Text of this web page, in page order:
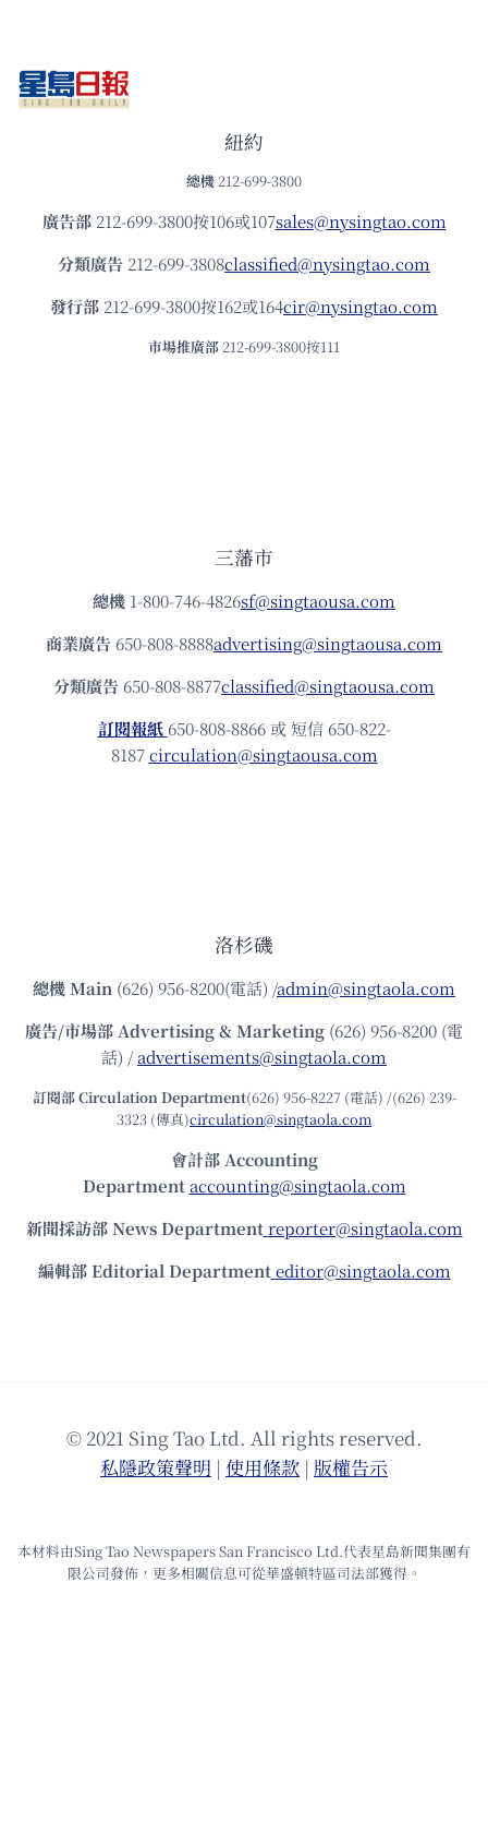
紐約
總機 212-699-3800
廣告部212-699-3800按106或107sales@nysingtao.com
分類廣告 212-699-3808classified@nysingtao.com
發⾏部 212-699-3800按162或164cir@nysingtao.com
市場推廣部 212-699-3800按111
三藩市
總機 1-800-746-4826sf@singtaousa.com
商業廣告 650-808-8888advertising@singtaousa.com
分類廣告 650-808-8877classified@singtaousa.com
訂閱報紙 650-808-8866 或 短信 650-822-
8187circulation@singtaousa.com
洛杉磯
總機Main (626) 956-8200(電話) /admin@singtaola.com
廣告/市場部Advertising & Marketing (626) 956-8200 (電
話) /advertisements@singtaola.com
訂閱部 Circulation Department(626) 956-8227 (電話) /(626) 239-
3323 (傳真)circulation@singtaola.com
會計部 Accounting
Department accounting@singtaola.com
新聞採訪部 News Department reporter@singtaola.com
編輯部 Editorial Department editor@singtaola.com
© 2021 Sing Tao Ltd. All rights reserved.
私隱政策聲明 | 使⽤條款 | 版權告⽰
本材料由Sing Tao Newspapers San Francisco Ltd.代表星島新聞集團有
限公司發佈，更多相關信息可從華盛頓特區司法部獲得。